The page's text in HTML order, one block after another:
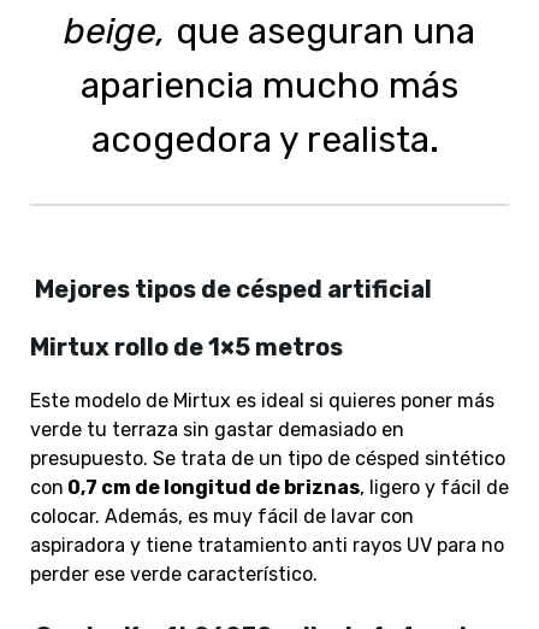
beige, que aseguran una
apariencia mucho más
acogedora y realista.
Mejores tipos de césped artificial
Mirtux rollo de 1×5 metros
Este modelo de Mirtux es ideal si quieres poner más
verde tu terraza sin gastar demasiado en
presupuesto. Se trata de un tipo de césped sintético
con 0,7 cm de longitud de briznas, ligero y fácil de
colocar. Además, es muy fácil de lavar con
aspiradora y tiene tratamiento anti rayos UV para no
perder ese verde característico.